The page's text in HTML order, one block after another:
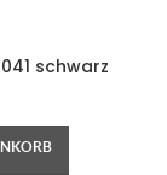
schwarz